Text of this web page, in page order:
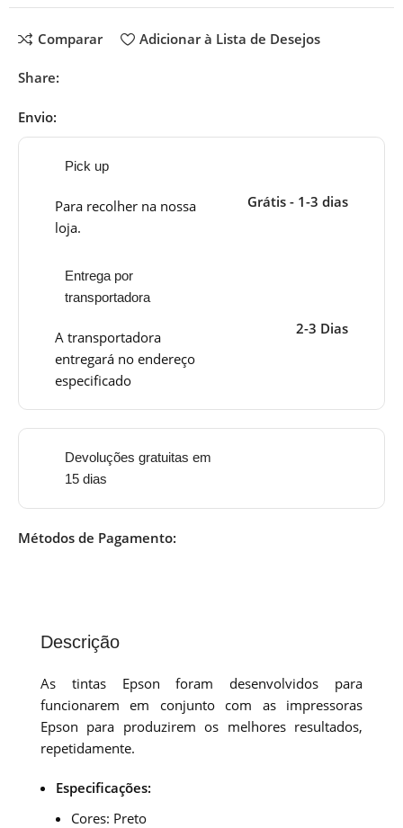
Comparar Adicionar à Lista de Desejos
Share:
Envio:
Pick up
Para recolher na nossa
loja.
Grátis - 1-3 dias
Entrega por
transportadora
A transportadora
entregará no endereço
especificado
2-3 Dias
Devoluções gratuitas em
15 dias
Métodos de Pagamento:
Descrição
As tintas Epson foram desenvolvidos para
funcionarem em conjunto com as impressoras
Epson para produzirem os melhores resultados,
repetidamente.
Especificações:
Cores: Preto